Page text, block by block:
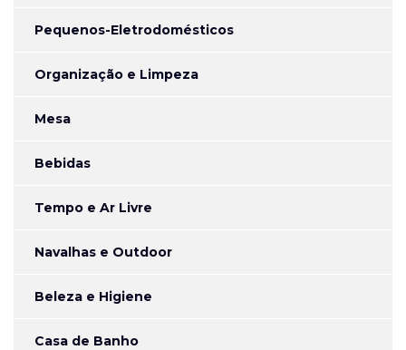
Pequenos-Eletrodomésticos
Organização e Limpeza
Mesa
Bebidas
Tempo e Ar Livre
Navalhas e Outdoor
Beleza e Higiene
Casa de Banho